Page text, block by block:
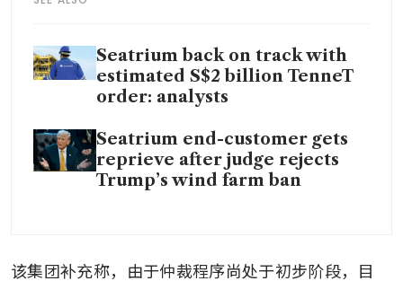
Seatrium back on track with
estimated S$2 billion TenneT
order: analysts
Seatrium end-customer gets
reprieve after judge rejects
Trump’s wind farm ban
该集团补充称，由于仲裁程序尚处于初步阶段，目